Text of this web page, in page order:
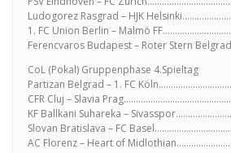
Ludogorez Rasgrad – HJK
1. FC Union Berlin – Malmö
Ferencvaros Budapest – Roter Stern
CoL (Pokal) Gruppenphase 4.Spieltag
Partizan Belgrad – 1. FC
CFR Cluj – Slavia
KF Ballkani Suhareka –
Slovan Bratislava – FC
AC Florenz – Heart of